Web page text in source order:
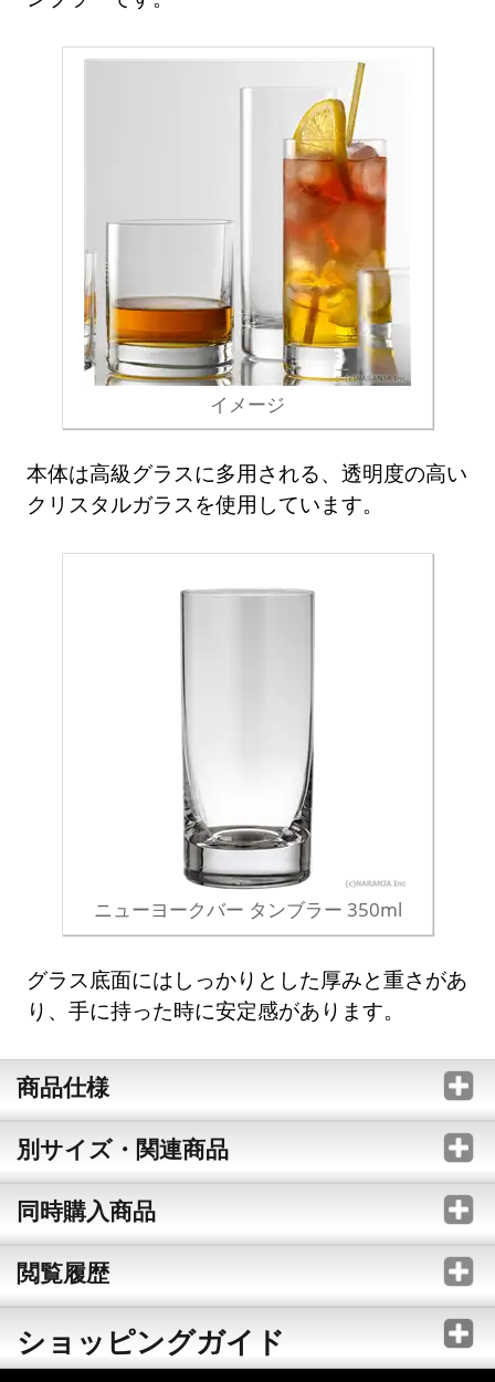
イメージ
本体は高級グラスに多用される、透明度の高い
クリスタルガラスを使用しています。
ニューヨークバー タンブラー 350ml
グラス底面にはしっかりとした厚みと重さがあ
り、手に持った時に安定感があります。
商品仕様
別サイズ・関連商品
同時購入商品
閲覧履歴
ショッピングガイド